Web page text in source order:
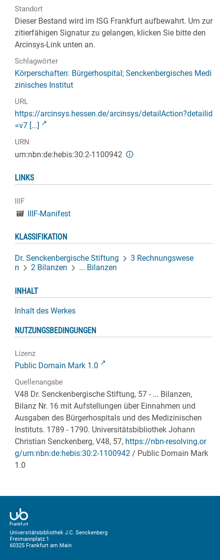
Standort
Dieser Bestand wird im ISG Frankfurt aufbewahrt. Um zur
zitierfähigen Signatur zu gelangen, klicken Sie bitte den
Arcinsys-Link unten an.
Schlagwörter
Körperschaften: Bürgerhospital; Senckenbergisches Medi
zinisches Institut
URL
https://arcinsys.hessen.de/arcinsys/detailAction?detailid
=v7 [...]
URN
urn:nbn:de:hebis:30:2-1100942
LINKS
IIIF
IIIF-Manifest
KLASSIFIKATION
Dr. Senckenbergische Stiftung
3 Rechnungswese
n
2 Bilanzen ... Bilanzen
INHALT
Inhalt des Werkes
NUTZUNGSBEDINGUNGEN
Lizenz
Public Domain Mark 1.0
Quellenangabe
V48 Dr. Senckenbergische Stiftung, 57 - ... Bilanzen,
Bilanz Nr. 16 mit Aufstellungen über Einnahmen und
Ausgaben des Bürgerhospitals und des Medizinischen
Instituts. 1789 - 1790. Universitätsbibliothek Johann
Christian Senckenberg, V48, 57, https://nbn-resolving.or
g/urn:nbn:de:hebis:30:2-1100942 / Public Domain Mark
1.0
Universitätsbibliothek J.C. Senckenberg
Freimannplatz 1
60325 Frankfurt am Main